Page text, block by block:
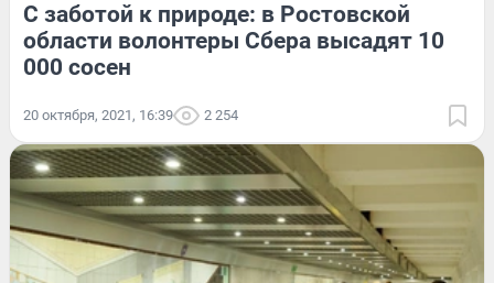
С заботой к природе: в Ростовской
области волонтеры Сбера высадят 10
000 сосен
20 октября, 2021, 16:39 2 254